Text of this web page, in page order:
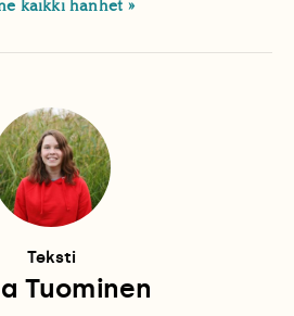
kaikki hanhet
Teksti
Tuominen